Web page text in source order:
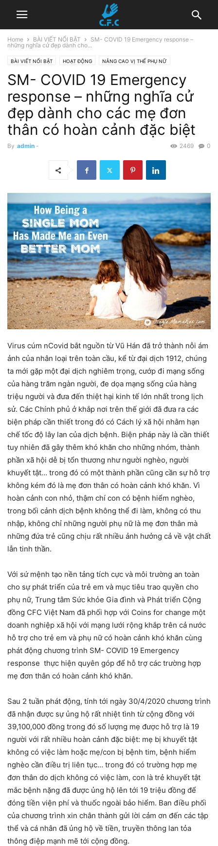
Home BÀI VIẾT NỔI BẬT
SM- COVID 19 Emergency response –
những nghĩa cử đẹp dành cho...
BÀI VIẾT NỔI BẬT HOẠT ĐỘNG NÂNG CAO VỊ THẾ PHỤ NỮ
SỨC KHỎE CỘNG ĐỒNG SAR-COV-2
SM- COVID 19 Emergency
response – những nghĩa cử
đẹp dành cho các mẹ đơn
thân có hoàn cảnh đặc biệt
By admin - 0
2469
Virus cúm nCovid bắt nguồn từ Vũ Hán đã trở thành nỗi ám
ảnh của nhân loại trên toàn cầu, kể từ đại dịch 1912, chúng
ta mới gặp một đại dịch nghiêm trọng, cướp đi mạng sống
của hàng trăm ngàn người, đe dọa mạng sống của hàng
triệu người và đưa đến thiệt hại kinh tế lớn nhất trong lịch
sử. Các Chính phủ ở khắp nơi trên thế giới đã đưa ra các
biện pháp cần thiết trong đó có Cách lý xã hội nhằm hạn
chế tốc độ lây lan của dịch bệnh. Biện pháp này là cần thiết
tuy nhiên đã gây thêm khó khăn cho những nhóm, thành
phần xã hội dễ bị tổn thương như người nghèo, người
khuyết tật… trong đó có một thành phần cũng cần sự hỗ trợ
không kém đó là mẹ đơn thân có hoàn cảnh khó khăn. Vì
hoàn cảnh con nhỏ, thậm chí con có bệnh hiểm nghèo,
trong bối cảnh dịch bệnh không thể đi làm, không có thu
nhập, không chỉ những người phụ nữ là mẹ đơn thân mà
những đứa trẻ cũng chịu rất nhiều ảnh hưởng cả về vật chất
lẫn tinh thần.
Với sứ mệnh tạo nền tảng tích cực và môi trường an toàn
cho sự phát triển của trẻ em và mục tiêu trao quyền cho
phụ nữ, Trung tâm Sức khỏe Gia đình và Phát triển Cộng
đồng CFC Việt Nam đã phối hợp với Coins for change một
doanh nghiệp xã hội với mạng lưới rộng khắp trên cả nước
hỗ trợ cho trẻ em và phụ nữ có hoàn cảnh khó khăn cùng
phát động chương trình SM- COVID 19 Emergency
response thực hiện quyên góp để hỗ trợ các trường hợp
mẹ đơn thân có hoàn cảnh khó khăn.
Sau 2 tuần phát động, tính tới ngày 30/4/2020 chương trình
đã nhận được sự ủng hộ rất nhiệt tình từ cộng đồng với
39,100,000 đồng trong đó số lượng mẹ được hỗ trợ là 19
người với rất nhiều hoàn cảnh đặc biệt: mẹ bị khuyết tật
không có việc làm hoặc mẹ/con bị bệnh tim, bệnh hiểm
nghèo cần điều trị liên tục… trong đó có trường hợp mẹ
đơn thân do dịch không có việc làm, con là trẻ khuyết tật
mắc bệnh nặng đã được ủng hộ lên tới 19 triệu đồng để
đóng tiền viện phí và thuốc ngoài bảo hiểm. Ban điều phối
của chương trình xin chân thành gửi lời cảm ơn đến các tập
thể và cá nhân đã ủng hộ về tiền, truyền thông lan tỏa
thông điệp mạnh mẽ tới cộng đồng.